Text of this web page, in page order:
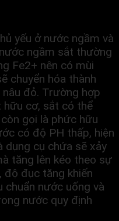
yếu ở nước ngầm và
ngầm sắt thường
Fe2+ nên có mùi
chuyển hóa thành
đỏ. Trường hợp
hữu cơ, sắt có thể
gọi là phức hữu
có độ PH thấp, hiện
cụ chứa sẽ xảy
tăng lên kéo theo sự
độ đục tăng khiến
chuẩn nước uống và
nước quy định